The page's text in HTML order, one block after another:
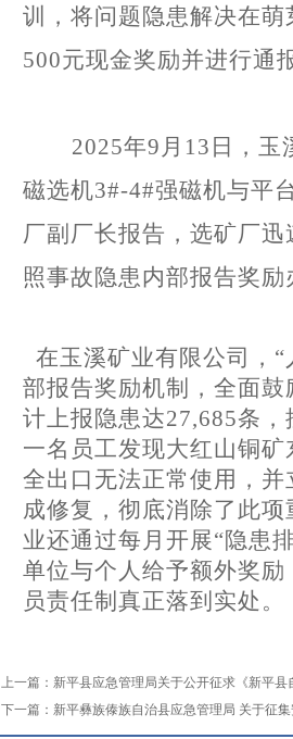
训
， 将问题隐患解决在
500元现金奖励并进行通
2025年9 月 13 日，玉
磁选机3#-4#强磁机与平
厂副厂长报告，选矿厂
照事故隐患内部报告奖
在玉溪矿业有限公司，
部报告奖励机制，全面鼓
计上报隐患达27,685条，
一名员工发现大红山铜
全出口无法正常使用，并
成修复，彻底消除了此
业还通过每月开展“隐患
单位与个人给予额外奖
员责任制真正落到实处。
上一篇： 新平县应急管理局关于公开征求《新平
下一篇： 新平彝族傣族自治县应急管理局 关于征